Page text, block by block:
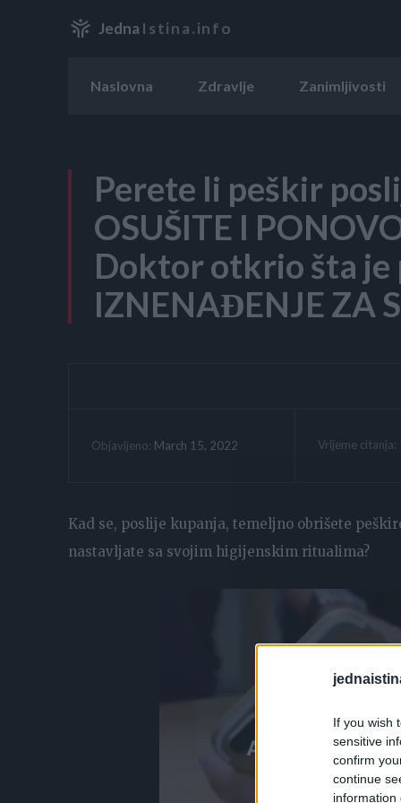
If you wish
sensitive
confirm
continue
information
Jedna Istina.info
Naslovna Zdravlje Zanimljivosti
Perete li peškir
OSUŠITE I
Doktor otkrio šta je
IZNENAĐENJE ZA
Objavljeno: March 15, 2022 Vrijeme citanja:
Kad se, poslije kupanja, temeljno obrišete
nastavljate sa svojim higijenskim ritualima?